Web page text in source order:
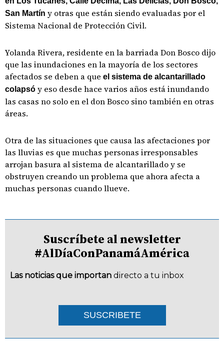
San Martín y otras que están siendo evaluadas por el
Sistema Nacional de Protección Civil.
Yolanda Rivera, residente en la barriada Don Bosco dijo
que las inundaciones en la mayoría de los sectores
afectados se deben a que el sistema de alcantarillado
colapsó y eso desde hace varios años está inundando
las casas no solo en el don Bosco sino también en otras
áreas.
Otra de las situaciones que causa las afectaciones por
las lluvias es que muchas personas irresponsables
arrojan basura al sistema de alcantarillado y se
obstruyen creando un problema que ahora afecta a
muchas personas cuando llueve.
Suscríbete al newsletter
#AlDíaConPanamáAmérica
Las noticias que importan directo a tu inbox
SUSCRIBETE